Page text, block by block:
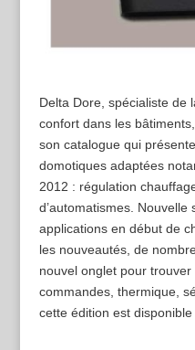
Delta Dore, spécialiste de
confort dans les
son catalogue qui
domotiques adaptées
2012 : régulation
d’automatismes. Nouvelle
applications en début de
les nouveautés, de
nouvel onglet pour
commandes, thermique,
cette édition est